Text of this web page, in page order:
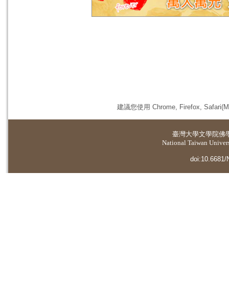
建議您使用 Chrome, Firefox,
臺灣大學文學院佛
National Taiwan
doi:10.6681/